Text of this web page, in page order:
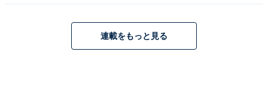
連載をもっと見る